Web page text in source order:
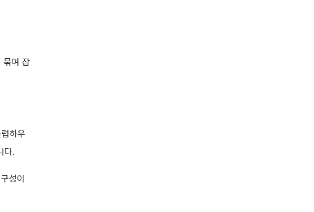
묶여 잡
하우
다.
성이